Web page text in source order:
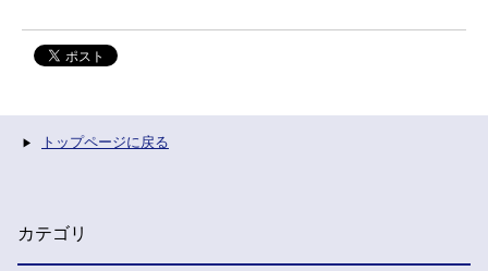
トップページに戻る
カテゴリ